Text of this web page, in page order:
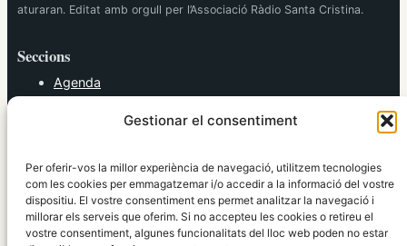
Gestionar el consentiment
Per oferir-vos la millor experiència de navegació, utilitzem tecnologies
com les cookies per emmagatzemar i/o accedir a la informació del vostre
dispositiu. El vostre consentiment ens permet analitzar la navegació i
millorar els serveis que oferim. Si no accepteu les cookies o retireu el
vostre consentiment, algunes funcionalitats del lloc web poden no estar
aturaran. Editat amb orgull per l’Associació Ràdio Santa Cristina.
Seccions
Agenda
Política
Societat
Tendències